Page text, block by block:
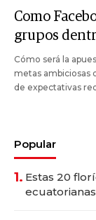
Como
grupos
Cómo será la
metas ambiciosas
de expectativas
Popular
1. Estas 20